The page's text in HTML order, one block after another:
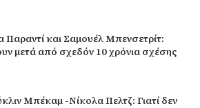
Παραντί και Σαμουέλ Μπενσετρίτ:
μετά από σχεδόν 10 χρόνια σχέσης
Μπέκαμ -Νίκολα Πελτζ: Γιατί δεν